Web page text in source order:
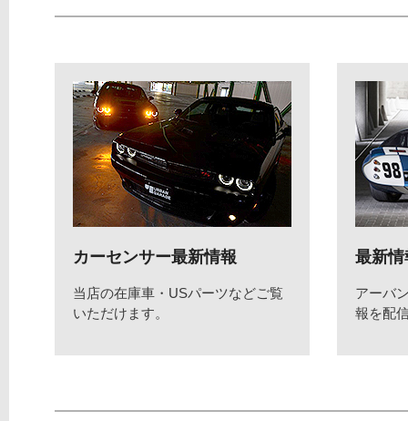
カーセンサー最新情報
当店の在庫車・USパーツなどご覧
いただけます。
最新情
アーバ
報を配